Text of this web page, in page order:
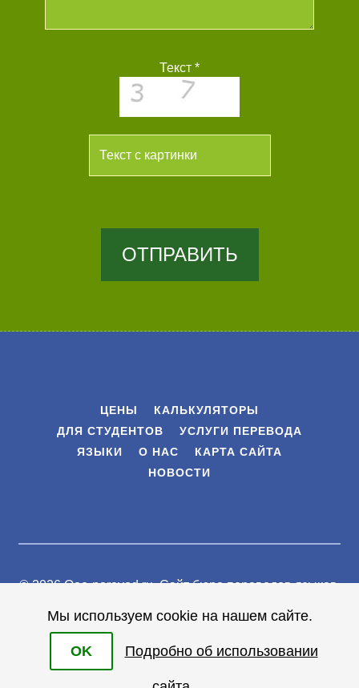
Текст *
ЦЕНЫ
КАЛЬКУЛЯТОРЫ
ДЛЯ СТУДЕНТОВ
УСЛУГИ ПЕРЕВОДА
ЯЗЫКИ
О НАС
КАРТА САЙТА
НОВОСТИ
© 2026 Ooo-perevod.ru.Сайт бюро переводов языков.
Условия
Мы используем cookie на нашем сайте.
OK Подробно об использовании